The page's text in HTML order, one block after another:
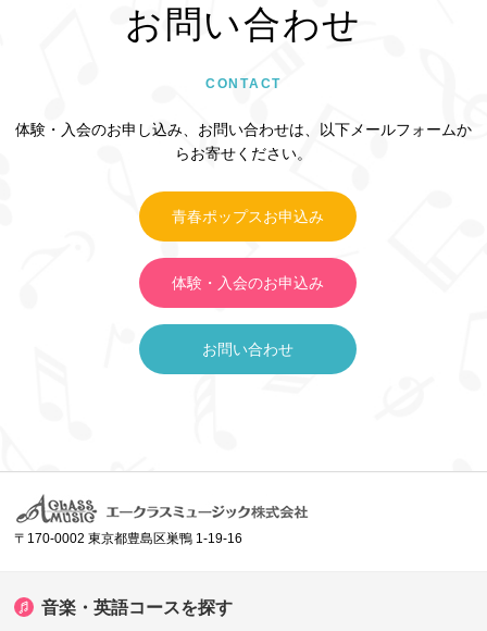
お問い合わせ
CONTACT
体験・入会のお申し込み、お問い合わせは、以下メールフォームか
らお寄せください。
青春ポップスお申込み
体験・入会のお申込み
お問い合わせ
〒170-0002 東京都豊島区巣鴨 1-19-16
音楽・英語コースを探す